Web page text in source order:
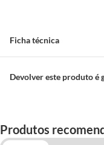
Ficha técnica
Modelo
Devolver este produto é
O cliente poderá requerer
ou oriundos das lojas da
Produtos